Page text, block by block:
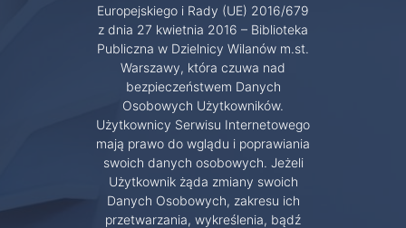
Europejskiego i Rady (UE) 2016/679
z dnia 27 kwietnia 2016 – Biblioteka
Publiczna w Dzielnicy Wilanów m.st.
Warszawy, która czuwa nad
bezpieczeństwem Danych
Osobowych Użytkowników.
Użytkownicy Serwisu Internetowego
mają prawo do wglądu i poprawiania
swoich danych osobowych. Jeżeli
Użytkownik żąda zmiany swoich
Danych Osobowych, zakresu ich
przetwarzania, wykreślenia, bądź